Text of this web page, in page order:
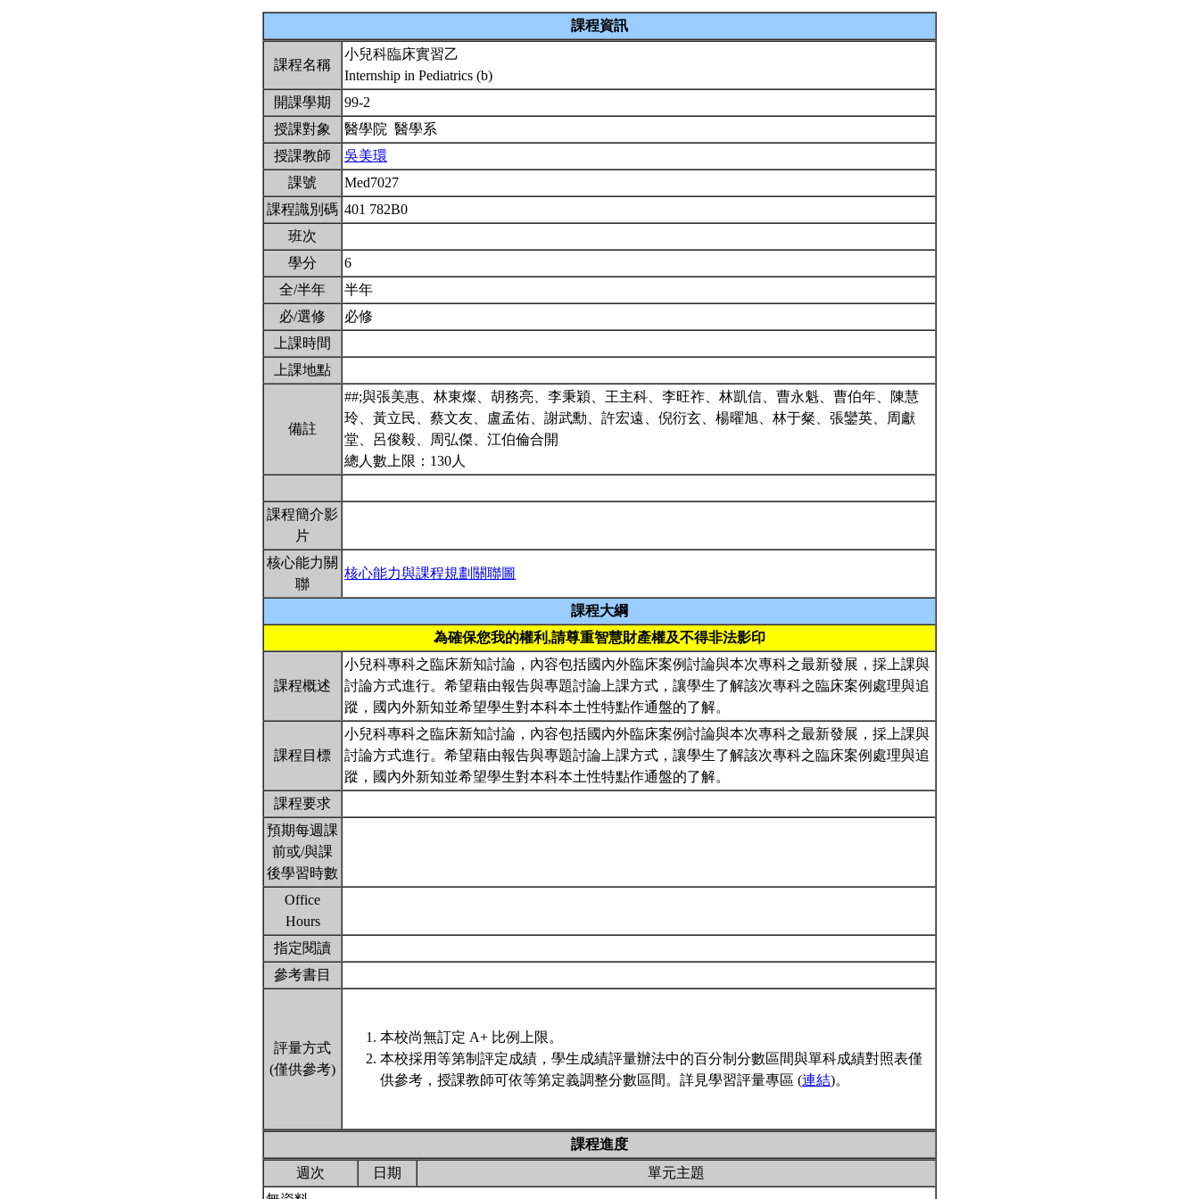
課程資訊
課程名稱
小兒科臨床實習乙
Internship in Pediatrics (b)
開課學期
99-2
授課對象
醫學院 醫學系
授課教師
吳美環
課號
Med7027
課程識別碼 401 782B0
班次
學分
6
全/半年
半年
必/選修
必修
上課時間
上課地點
備註
##;與張美惠、林東燦、胡務亮、李秉穎、王主科、李旺祚、林凱信、曹永魁、曹伯年、陳慧
玲、黃立民、蔡文友、盧孟佑、謝武勳、許宏遠、倪衍玄、楊曜旭、林于粲、張鑾英、周獻
堂、呂俊毅、周弘傑、江伯倫合開
總人數上限：130人
課程簡介影
片
核心能力關
聯
核心能力與課程規劃關聯圖
課程大綱
為確保您我的權利,請尊重智慧財產權及不得非法影印
課程概述
小兒科專科之臨床新知討論，內容包括國內外臨床案例討論與本次專科之最新發展，採上課與
討論方式進行。希望藉由報告與專題討論上課方式，讓學生了解該次專科之臨床案例處理與追
蹤，國內外新知並希望學生對本科本土性特點作通盤的了解。
課程目標
小兒科專科之臨床新知討論，內容包括國內外臨床案例討論與本次專科之最新發展，採上課與
討論方式進行。希望藉由報告與專題討論上課方式，讓學生了解該次專科之臨床案例處理與追
蹤，國內外新知並希望學生對本科本土性特點作通盤的了解。
課程要求
預期每週課
前或/與課
後學習時數
Office
Hours
指定閱讀
參考書目
評量方式
(僅供參考)
本校尚無訂定 A+ 比例上限。
本校採用等第制評定成績，學生成績評量辦法中的百分制分數區間與單科成績對照表僅
供參考，授課教師可依等第定義調整分數區間。詳見學習評量專區 (連結)。
課程進度
週次
日期
單元主題